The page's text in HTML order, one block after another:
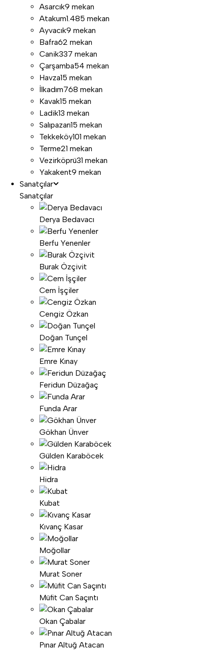
Asarcık9 mekan
Atakum1.485 mekan
Ayvacık9 mekan
Bafra62 mekan
Canik337 mekan
Çarşamba54 mekan
Havza15 mekan
İlkadım768 mekan
Kavak15 mekan
Ladik13 mekan
Salıpazarı15 mekan
Tekkeköy101 mekan
Terme21 mekan
Vezirköprü31 mekan
Yakakent9 mekan
Sanatçılar
Sanatçılar
Derya Bedavacı
Berfu Yenenler
Burak Özçivit
Cem İşçiler
Cengiz Özkan
Doğan Tunçel
Emre Kınay
Feridun Düzağaç
Funda Arar
Gökhan Ünver
Gülden Karaböcek
Hidra
Kubat
Kıvanç Kasar
Moğollar
Murat Soner
Müfit Can Saçıntı
Okan Çabalar
Pınar Altuğ Atacan